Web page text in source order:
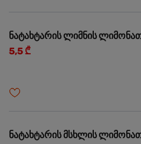
ნატახტარის ლიმნის
5,5 ₾
ნატახტარის მსხლის